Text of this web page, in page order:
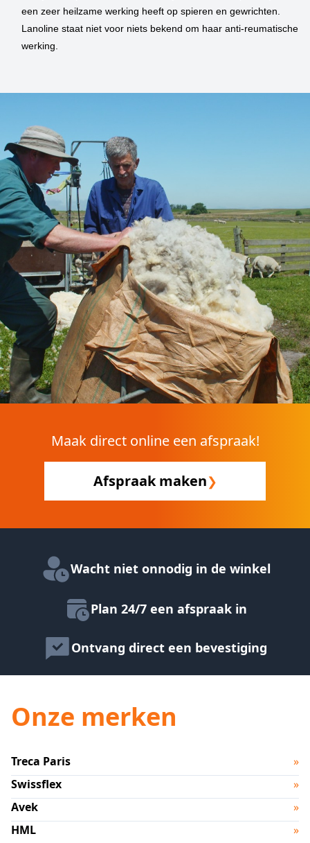
een zeer heilzame werking heeft op spieren en gewrichten.
Lanoline staat niet voor niets bekend om haar anti-reumatische
werking.
Maak direct online een afspraak!
Afspraak maken❯
Wacht niet onnodig in de winkel
Plan 24/7 een afspraak in
Ontvang direct een bevestiging
Onze merken
Treca Paris
»
Swissflex
»
Avek
»
HML
»